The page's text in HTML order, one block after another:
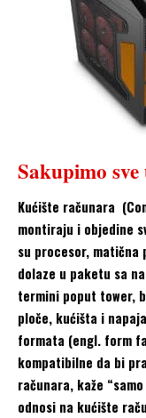
Sakupimo
Kućište računara
montiraju i objedine
su procesor, matična
dolaze u paketu sa
termini poput tower,
ploče, kućišta i
formata (engl. form
kompatibilne da bi
računara, kaže
odnosi na kućište